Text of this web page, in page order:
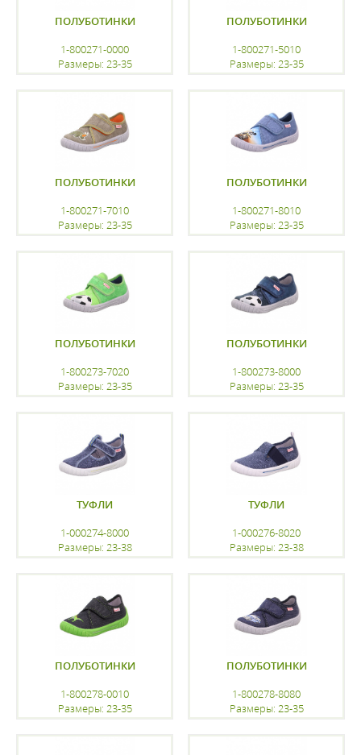
ПОЛУБОТИНКИ
1-800271-0000
Размеры: 23-35
ПОЛУБОТИНКИ
1-800271-5010
Размеры: 23-35
ПОЛУБОТИНКИ
1-800271-7010
Размеры: 23-35
ПОЛУБОТИНКИ
1-800271-8010
Размеры: 23-35
ПОЛУБОТИНКИ
1-800273-7020
Размеры: 23-35
ПОЛУБОТИНКИ
1-800273-8000
Размеры: 23-35
ТУФЛИ
1-000274-8000
Размеры: 23-38
ТУФЛИ
1-000276-8020
Размеры: 23-38
ПОЛУБОТИНКИ
1-800278-0010
Размеры: 23-35
ПОЛУБОТИНКИ
1-800278-8080
Размеры: 23-35